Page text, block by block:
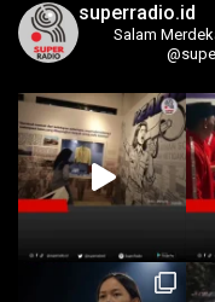
superradio.id
Salam